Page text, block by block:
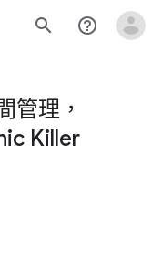
search help_outline
管理，
Killer